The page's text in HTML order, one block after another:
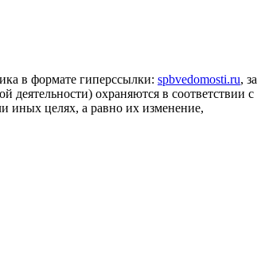
в формате гиперссылки: spbvedomosti.ru, за
деятельности) охраняются в соответствии с
иных целях, а равно их изменение,